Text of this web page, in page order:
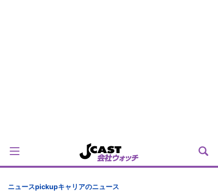
ニュースpickupキャリアのニュース